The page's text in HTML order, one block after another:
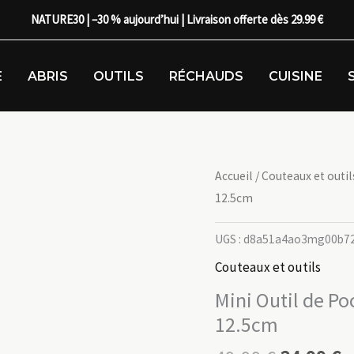
NATURE30 | –30 % aujourd’hui | Livraison offerte dès 29.99 €
ABRIS OUTILS RÉCHAUDS CUISINE
Accueil /Couteaux et
12.5cm
UGS :
Couteaux et outils
Mini Outil de
12.5cm